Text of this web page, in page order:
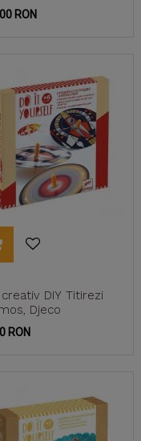
RON
DIY Titirezi
Djeco
RON